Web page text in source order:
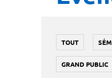
TOUT
GRAND PUBLIC